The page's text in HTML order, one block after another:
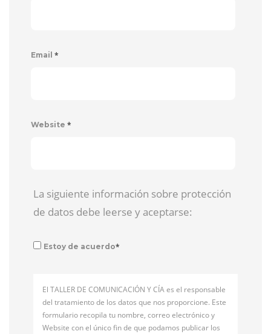
Email *
Website *
La siguiente información sobre protección
de datos debe leerse y aceptarse:
Estoy de acuerdo*
El TALLER DE COMUNICACIÓN Y CÍA es el responsable
del tratamiento de los datos que nos proporcione. Este
formulario recopila tu nombre, correo electrónico y
Website con el único fin de que podamos publicar los